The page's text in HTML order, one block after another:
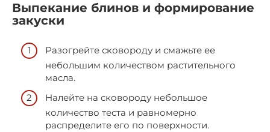
Выпекание блинов и формирование
закуски
Разогрейте сковороду и смажьте ее
небольшим количеством растительного
масла.
Налейте на сковороду небольшое
количество теста и равномерно
распределите его по поверхности.